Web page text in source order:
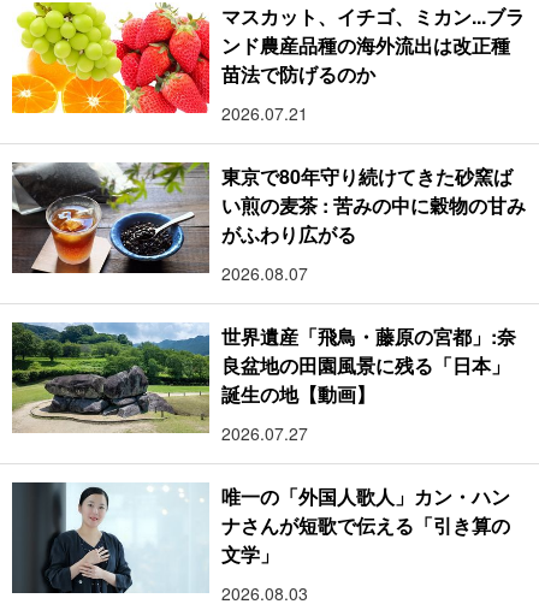
マスカット、イチゴ、ミカン...ブラ
ンド農産品種の海外流出は改正種
苗法で防げるのか
2026.07.21
東京で80年守り続けてきた砂窯ば
い煎の麦茶 : 苦みの中に穀物の甘み
がふわり広がる
2026.08.07
世界遺産「飛鳥・藤原の宮都」:奈
良盆地の田園風景に残る「日本」
誕生の地【動画】
2026.07.27
唯一の「外国人歌人」カン・ハン
ナさんが短歌で伝える「引き算の
文学」
2026.08.03